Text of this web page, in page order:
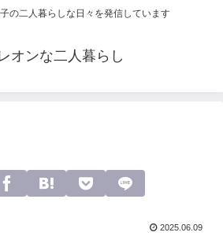
の二人暮らしな日々を発信しています
オンな二人暮らし
2025.06.09